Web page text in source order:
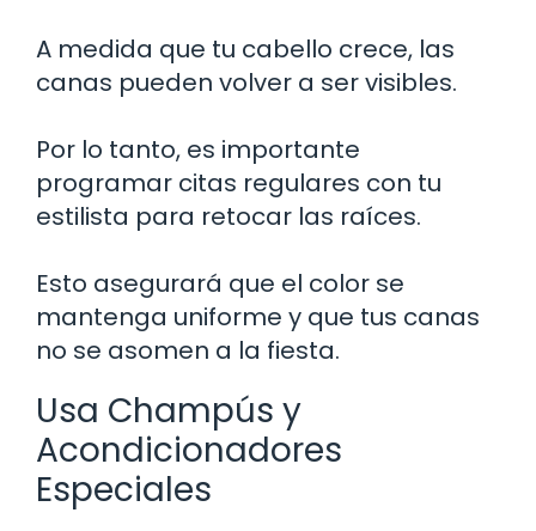
A medida que tu cabello crece, las
canas pueden volver a ser visibles.
Por lo tanto, es importante
programar citas regulares con tu
estilista para retocar las raíces.
Esto asegurará que el color se
mantenga uniforme y que tus canas
no se asomen a la fiesta.
Usa Champús y
Acondicionadores
Especiales